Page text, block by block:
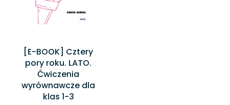
[E-BOOK] Cztery
pory roku. LATO.
Ćwiczenia
wyrównawcze dla
klas 1-3